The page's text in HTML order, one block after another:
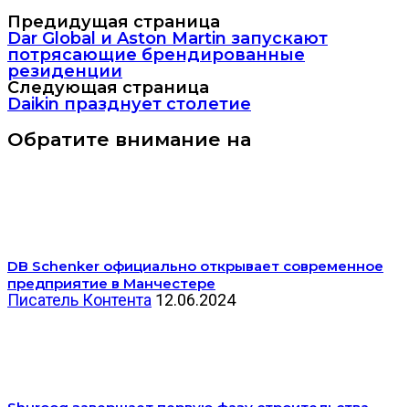
Предидущая страница
Dar Global и Aston Martin запускают
потрясающие брендированные
резиденции
Следующая страница
Daikin празднует столетие
Обратите внимание на
DB Schenker официально открывает современное
предприятие в Манчестере
Писатель Контента 12.06.2024